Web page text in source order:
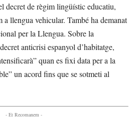
decret de règim lingüístic educatiu,
llengua vehicular. També ha demanat
per la Llengua. Sobre la
anticrisi espanyol d’habitatge,
quan es fixi data per a la
un acord fins que se sotmeti al
- Et Recomanem -